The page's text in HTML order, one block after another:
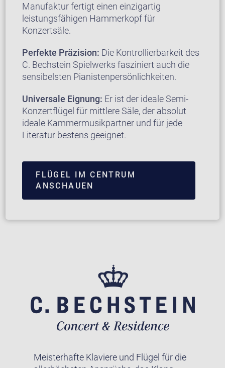
Manufaktur fertigt einen einzigartig
leistungsfähigen Hammerkopf für
Konzertsäle.
Perfekte Präzision: Die Kontrollierbarkeit des
C. Bechstein Spielwerks fasziniert auch die
sensibelsten Pianistenpersönlichkeiten.
Universale Eignung: Er ist der ideale Semi-
Konzertflügel für mittlere Säle, der absolut
ideale Kammermusikpartner und für jede
Literatur bestens geeignet.
FLÜGEL IM CENTRUM
ANSCHAUEN
Meisterhafte Klaviere und Flügel für die